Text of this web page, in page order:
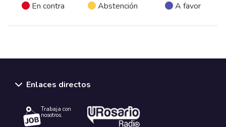
En contra Abstención A favor
Enlaces directos
Trabaja con
nosotros.